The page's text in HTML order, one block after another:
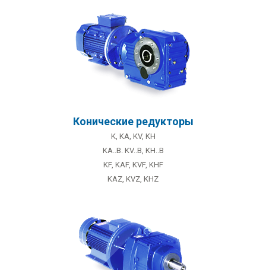
Конические редукторы
K, KA, KV, KH
KA..B. KV..B, KH..B
KF, KAF, KVF, KHF
KAZ, KVZ, KHZ